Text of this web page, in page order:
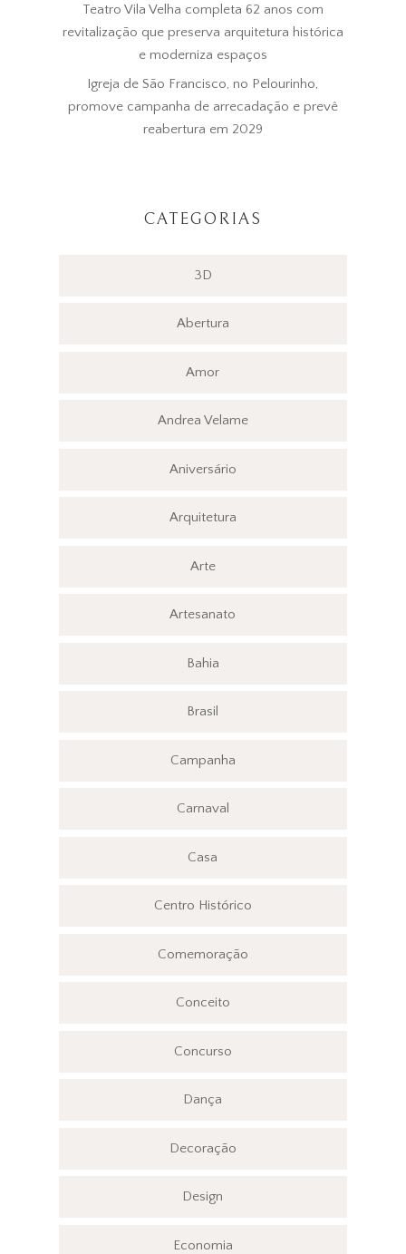
Teatro Vila Velha completa 62 anos com
revitalização que preserva arquitetura histórica
e moderniza espaços
Igreja de São Francisco, no Pelourinho,
promove campanha de arrecadação e prevê
reabertura em 2029
CATEGORIAS
3D
Abertura
Amor
Andrea Velame
Aniversário
Arquitetura
Arte
Artesanato
Bahia
Brasil
Campanha
Carnaval
Casa
Centro Histórico
Comemoração
Conceito
Concurso
Dança
Decoração
Design
Economia